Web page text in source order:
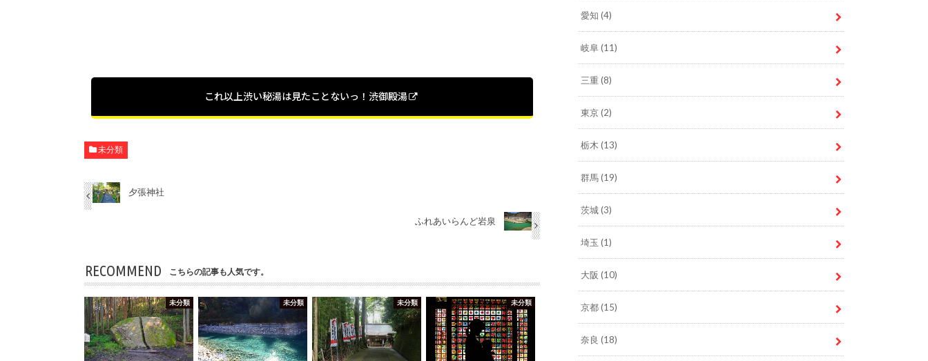
これ以上渋い秘湯は見たことないっ！渋御殿湯
未分類
夕張神社
ふれあいらんど岩泉
RECOMMEND こちらの記事も人気です。
未分類 未分類 未分類 未分類
愛知 (4)
岐阜(11)
三重 (8)
東京(2)
栃木 (13)
群馬(19)
茨城(3)
埼玉 (1)
大阪 (10)
京都(15)
奈良 (18)